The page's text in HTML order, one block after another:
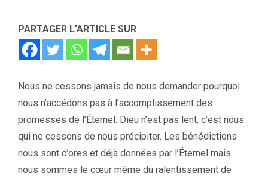
PARTAGER L'ARTICLE SUR
Nous ne cessons jamais de nous demander pourquoi
nous n’accédons pas à l’accomplissement des
promesses de l’Éternel. Dieu n’est pas lent, c’est nous
qui ne cessons de nous précipiter. Les bénédictions
nous sont d’ores et déjà données par l’Éternel mais
nous sommes le cœur même du ralentissement de